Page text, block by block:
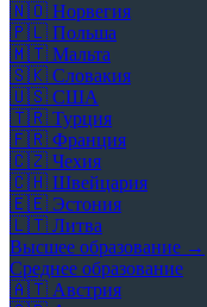
🇳🇴 Норвегия
🇵🇱 Польша
🇲🇹 Мальта
🇸🇰 Словакия
🇺🇸 США
🇹🇷 Турция
🇫🇷 Франция
🇨🇿 Чехия
🇨🇭 Швейцария
🇪🇪 Эстония
🇱🇹 Литва
Высшее образование →
Среднее образование
🇦🇹 Австрия